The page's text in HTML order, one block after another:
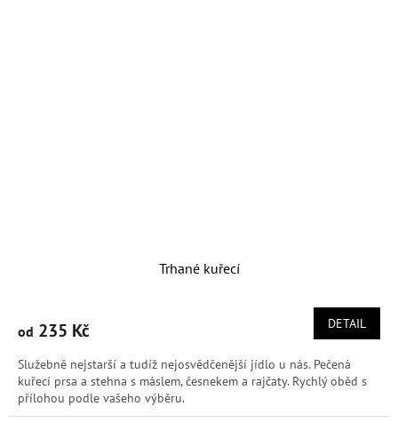
Trhané kuřecí
od 235 Kč DETAIL
Služebně nejstarší a tudíž nejosvědčenější jídlo u nás. Pečená
kuřecí prsa a stehna s máslem, česnekem a rajčaty. Rychlý oběd s
přílohou podle vašeho výběru.